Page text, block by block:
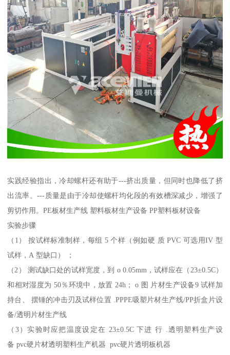
实践经验指出，冷却螺杆还有助于---挤出质量，但同时也降低了挤
出流率。---质量是由于冷却使螺杆均化段的有效槽深减少，增强了
剪切作用。PE板材生产线 塑料板材生产设备 PP塑料板材设备
实验步骤
（1） 按试样标准制样，每组 5 个样（例如硬 质 PVC 可选用IV 型
试样，A 型缺口） ；
（2） 测试缺口处的试样宽度，到 o 0.05mm，试样应在（23±0.5C）
和相对湿度为 50％环境中，放置 24h； o 图 片材生产设备9 试样加
持台、 摆锤的冲击刃及试样位置 .PPPE吸塑片材生产线/PP折盒片设
备/透明片材生产线
（3）实验时应把温度设定在 23±0.5C 下进 行 .透明塑料生产设
备 pvc硬片材透明塑料生产机器 pvc硬片透明板机器